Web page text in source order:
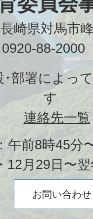
崎県対馬市
88-2000
部署によっ
す
連絡先一覧
午前8時45分
12月29日〜
お問い合わせ